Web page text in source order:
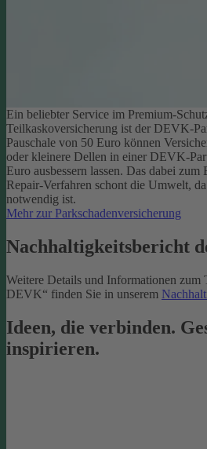
Ein beliebter Service im Premium-
Teilkaskoversicherung ist der DEVK-
Pauschale von 50 Euro können
oder kleinere Dellen in einer DEVK-
Euro ausbessern lassen. Das dabei
Repair-Verfahren schont die Umwelt,
notwendig ist.
Mehr zur Parkschadenversicherung
Nachhaltigkeitsbericht
Weitere Details und Informationen zum
DEVK“ finden Sie in unserem
Ideen, die verbinden.
inspirieren.